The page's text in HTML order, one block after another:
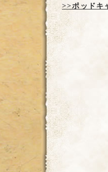
>>ポッドキ